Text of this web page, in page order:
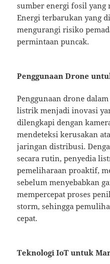
sumber energi fosil yang
Energi terbarukan yang
mengurangi risiko
permintaan puncak.
Penggunaan Drone
Penggunaan drone
listrik menjadi inovasi
dilengkapi dengan
mendeteksi kerusakan
jaringan distribusi.
secara rutin, penyedia
pemeliharaan proaktif,
sebelum menyebabkan
mempercepat proses
storm, sehingga
cepat.
Teknologi IoT untuk